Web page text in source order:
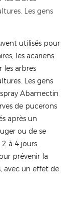
Les gens
utilisés pour
les acariens
les arbres
Les gens
Abamectin
de pucerons
après un
ou de se
à 4 jours.
prévenir la
avec un effet de